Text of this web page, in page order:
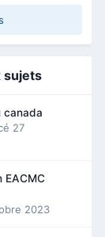
sujets
canada
27
EACMC
2023